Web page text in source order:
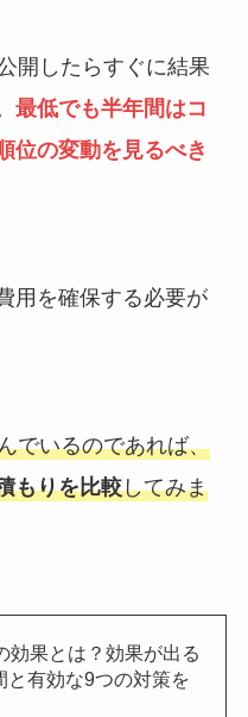
開したらすぐに結果
最低でも半年間はコ
位の変動を見るべき
用を確保する必要が
でいるのであれば、
もりを比較してみま
効果とは？効果が出る
と有効な9つの対策を